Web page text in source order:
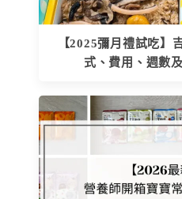
【2025彌月禮試吃】
式、費用、週數